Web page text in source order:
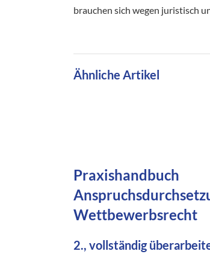
brauchen sich wegen juristisch
Ähnliche Artikel
Praxishandbuch
Wettbewerbsrecht
2., vollständig